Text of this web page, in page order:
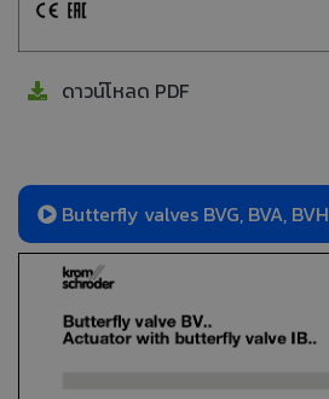
ดาวน์โหลด PDF
Butterfly valves BVG, BVA, BVH